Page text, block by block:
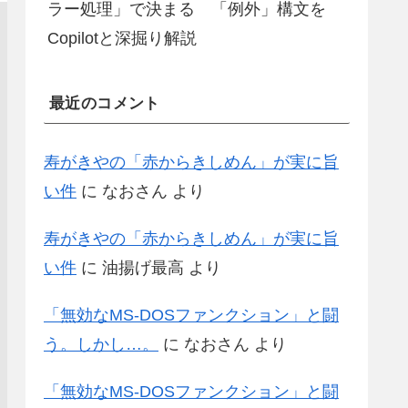
ラー処理」で決まる 「例外」構文を
Copilotと深掘り解説
最近のコメント
寿がきやの「赤からきしめん」が実に旨
い件 に なおさん より
寿がきやの「赤からきしめん」が実に旨
い件 に 油揚げ最高 より
「無効なMS-DOSファンクション」と闘
う。しかし…。
に なおさん より
「無効なMS-DOSファンクション」と闘